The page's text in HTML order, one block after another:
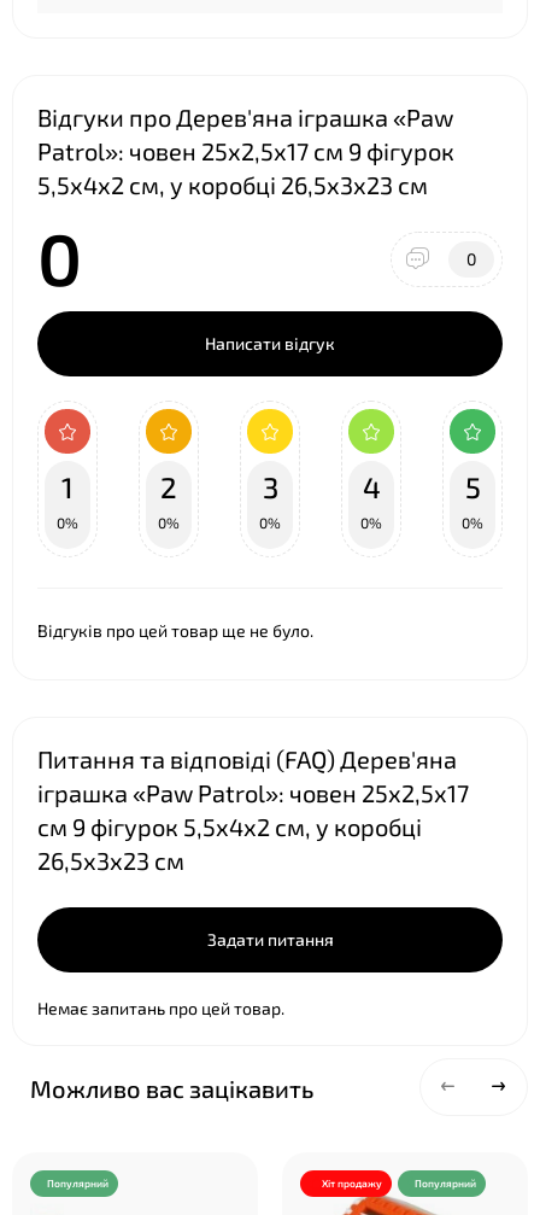
Відгуки про Дерев'яна іграшка «Paw
Patrol»: човен 25х2,5х17 см 9 фігурок
5,5х4х2 см, у коробці 26,5х3х23 см
0 0
Написати відгук
1
0%
2
0%
3
0%
4
0%
5
0%
Відгуків про цей товар ще не було.
Питання та відповіді (FAQ) Дерев'яна
іграшка «Paw Patrol»: човен 25х2,5х17
см 9 фігурок 5,5х4х2 см, у коробці
26,5х3х23 см
Задати питання
Немає запитань про цей товар.
Можливо вас зацікавить
Популярний Хіт продажу Популярний